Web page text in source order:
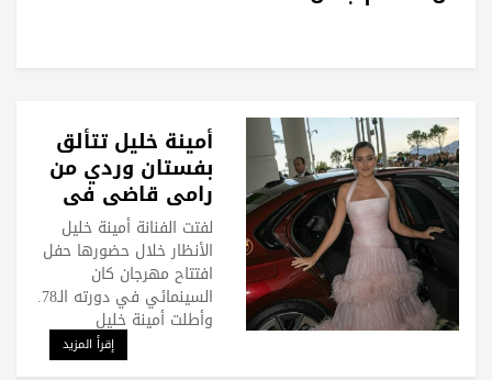
أمينة خليل تتألق
بفستان وردي من
رامي قاضي في
مهرجان كان
لفتت الفنانة أمينة خليل
الأنظار خلال حضورها حفل
افتتاح مهرجان كان
السينمائي في دورته الـ78.
وأطلت أمينة خليل
إقرأ المزيد